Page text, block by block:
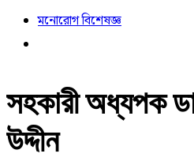
মনোরোগ বিশেষজ্ঞ
সহকারী অধ্যপক
উদ্দীন